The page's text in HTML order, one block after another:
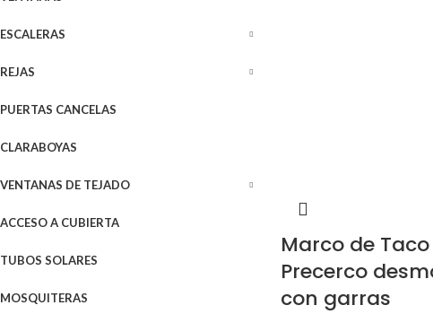
ESCALERAS
REJAS
PUERTAS CANCELAS
CLARABOYAS
VENTANAS DE TEJADO
ACCESO A CUBIERTA
TUBOS SOLARES
MOSQUITERAS
Marco de
Precerco
con garras